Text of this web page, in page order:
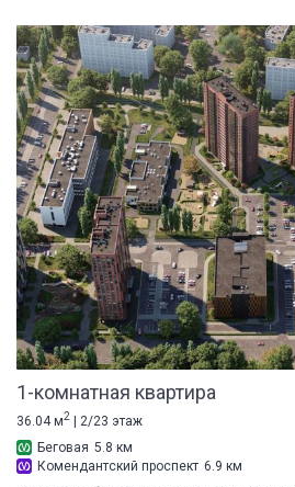
1-комнатная квартира
36.04 м2 | 2/23 этаж
Беговая 5.8 км
Комендантский проспект 6.9 км